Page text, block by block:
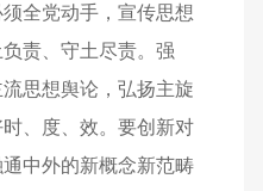
全党动手，宣传思想
责、守土尽责。强
思想舆论，弘扬主旋
、度、效。要创新对
中外的新概念新范畴